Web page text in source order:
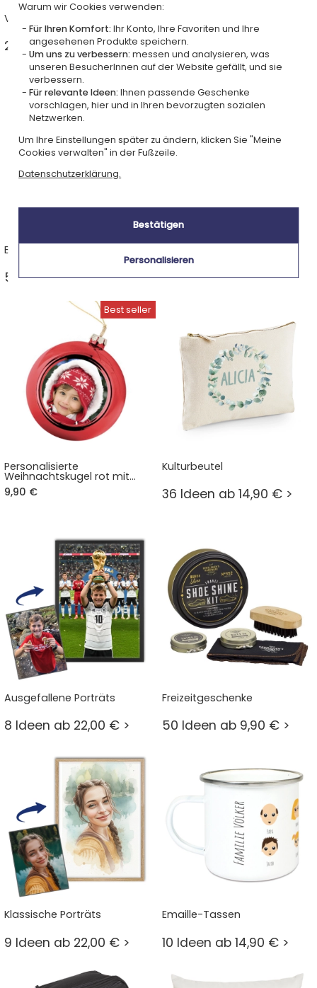
Versilberte Anhänger
23 Ideen ab 24,00 € >
aus Holz Christmas Spirit
9,90 €
Bestickte Plaids
5 Ideen ab 18,90 € > 6 Ideen ab 21,90 € >
Personalisierte
Weihnachtskugel rot mit
Foto
9,90 €
Kulturbeutel
36 Ideen ab 14,90 € >
Ausgefallene Porträts
8 Ideen ab 22,00 € >
Freizeitgeschenke
50 Ideen ab 9,90 € >
Klassische Porträts
9 Ideen ab 22,00 € >
Emaille-Tassen
10 Ideen ab 14,90 € >
Warum wir Cookies verwenden:
Für Ihren Komfort: Ihr Konto, Ihre Favoriten und Ihre
angesehenen Produkte speichern.
Um uns zu verbessern: messen und analysieren, was
unseren BesucherInnen auf der Website gefällt, und sie
verbessern.
Für relevante Ideen: Ihnen passende Geschenke
vorschlagen, hier und in Ihren bevorzugten sozialen
Netzwerken.
Um Ihre Einstellungen später zu ändern, klicken Sie "Meine
Cookies verwalten" in der Fußzeile.
Datenschutzerklärung.
Bestätigen
Personalisieren